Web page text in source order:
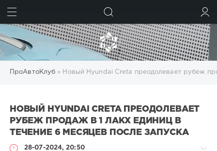
ПроАвтоКлуб » Новый Hyundai Creta преодолевает рубеж
НОВЫЙ HYUNDAI CRETA ПРЕОДОЛЕВАЕТ
РУБЕЖ ПРОДАЖ В 1 ЛАКХ ЕДИНИЦ В
ТЕЧЕНИЕ 6 МЕСЯЦЕВ ПОСЛЕ ЗАПУСКА
28-07-2024, 20:50